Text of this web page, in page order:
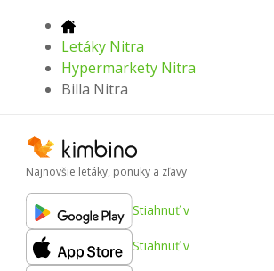
Letáky Nitra
Hypermarkety Nitra
Billa Nitra
Najnovšie letáky, ponuky a zľavy
Stiahnuť v
Stiahnuť v